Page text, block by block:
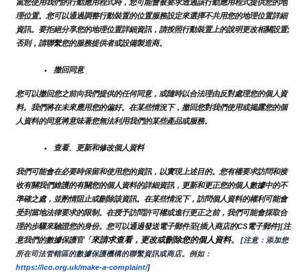
當您使用我們的行動應用程式時，您可能會被要求透過該行動應用程式提供您的地
理位置。您可以通過調整行動裝置的位置服務設定來選擇不共用您的地理位置詳細
資訊。要拒絕分享您的地理位置詳細資訊，請按照行動裝置上的說明更改相關設置;
否則，請聯繫您的服務提供者或設備製造商。
撤回同意
您可以撤回您之前向我們提供的任何同意，或隨時以合法理由反對處理您的個人資
料。我們將在未來應用您的偏好。在某些情況下，撤回您對我們使用或揭露您的個
人資料的同意將意味著您無法利用我們的某些產品或服務。
查看、更新和修改個人資料
我們可能會在必要時保留和使用您的資訊，以實現上述目的。您有權要求訪問和接
收有關我們維護的有關您的個人資料的詳細資訊，更新和更正您的個人數據中的不
準確之處，並酌情阻止或刪除該資訊。在某些情況下，訪問個人資料的權利可能會
受到當地法律要求的限制。在授予訪問許可權或進行更正之前，我們可能會採取合
理的步驟來驗證您的身份。您可以通過發送電子郵件至{插入商店的CS電子郵件][注
意我們的數據保護官「來請求查看，更改或刪除您的個人資料。
[注意：添加您
所在司法管轄區的數據保護機構的聯繫資訊或商店。例如：
https://ico.org.uk/make-a-complaint/]